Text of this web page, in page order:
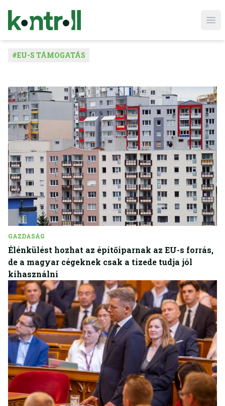
#EU-S TÁMOGATÁS
GAZDASÁG
Élénkülést hozhat az építőiparnak az EU-s forrás,
de a magyar cégeknek csak a tizede tudja jól
kihasználni